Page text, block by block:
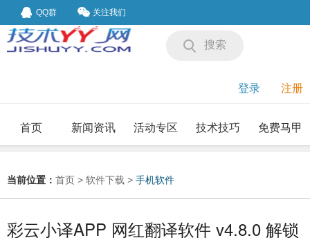
QQ群 关注我们
搜索
登录 注册
首页 新闻资讯 活动专区 技术技巧 免费马甲
当前位置： 首页 > 软件下载 > 手机软件
彩云小译APP 网红翻译软件 v4.8.0 解锁